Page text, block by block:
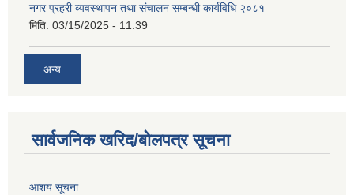
नगर प्रहरी व्यवस्थापन तथा संचालन सम्बन्धी कार्यविधि २०८१
मिति: 03/15/2025 - 11:39
अन्य
सार्वजनिक खरिद/बोलपत्र सूचना
आशय सूचना